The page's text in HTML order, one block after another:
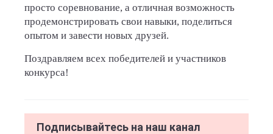
просто соревнование, а отличная возможность
продемонстрировать свои навыки, поделиться
опытом и завести новых друзей.
Поздравляем всех победителей и участников
конкурса!
Подписывайтесь на наш канал